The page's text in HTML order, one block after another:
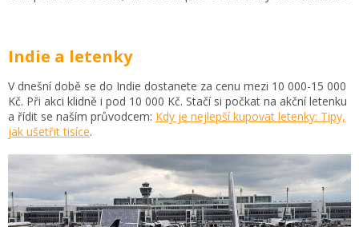
Indie a letenky
V dnešní době se do Indie dostanete za cenu mezi 10 000-15 000
Kč. Při akci klidně i pod 10 000 Kč. Stačí si počkat na akční letenku
a řídit se naším průvodcem: Kdy je nejlepší kupovat letenky: Tipy,
jak ušetřit tisíce.